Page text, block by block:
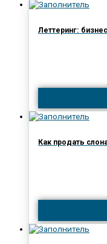
Леттеринг:
Как продать